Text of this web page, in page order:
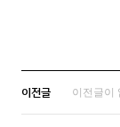
이전글 이전글이